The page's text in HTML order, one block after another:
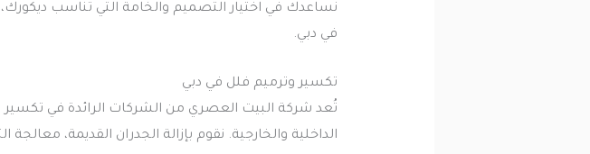
نساعدك في اختيار التصميم والخامة التي تناسب
في دبي.
تكسير وترميم فلل في دبي
تُعد شركة البيت العصري من الشركات الرائدة في تكسير
الداخلية والخارجية. نقوم بإزالة الجدران القديمة،